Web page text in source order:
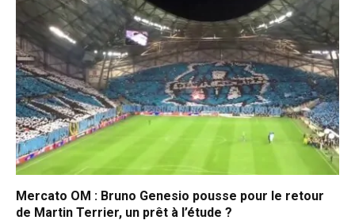
Mercato OM : Bruno Genesio pousse pour le retour
de Martin Terrier, un prêt à l’étude ?